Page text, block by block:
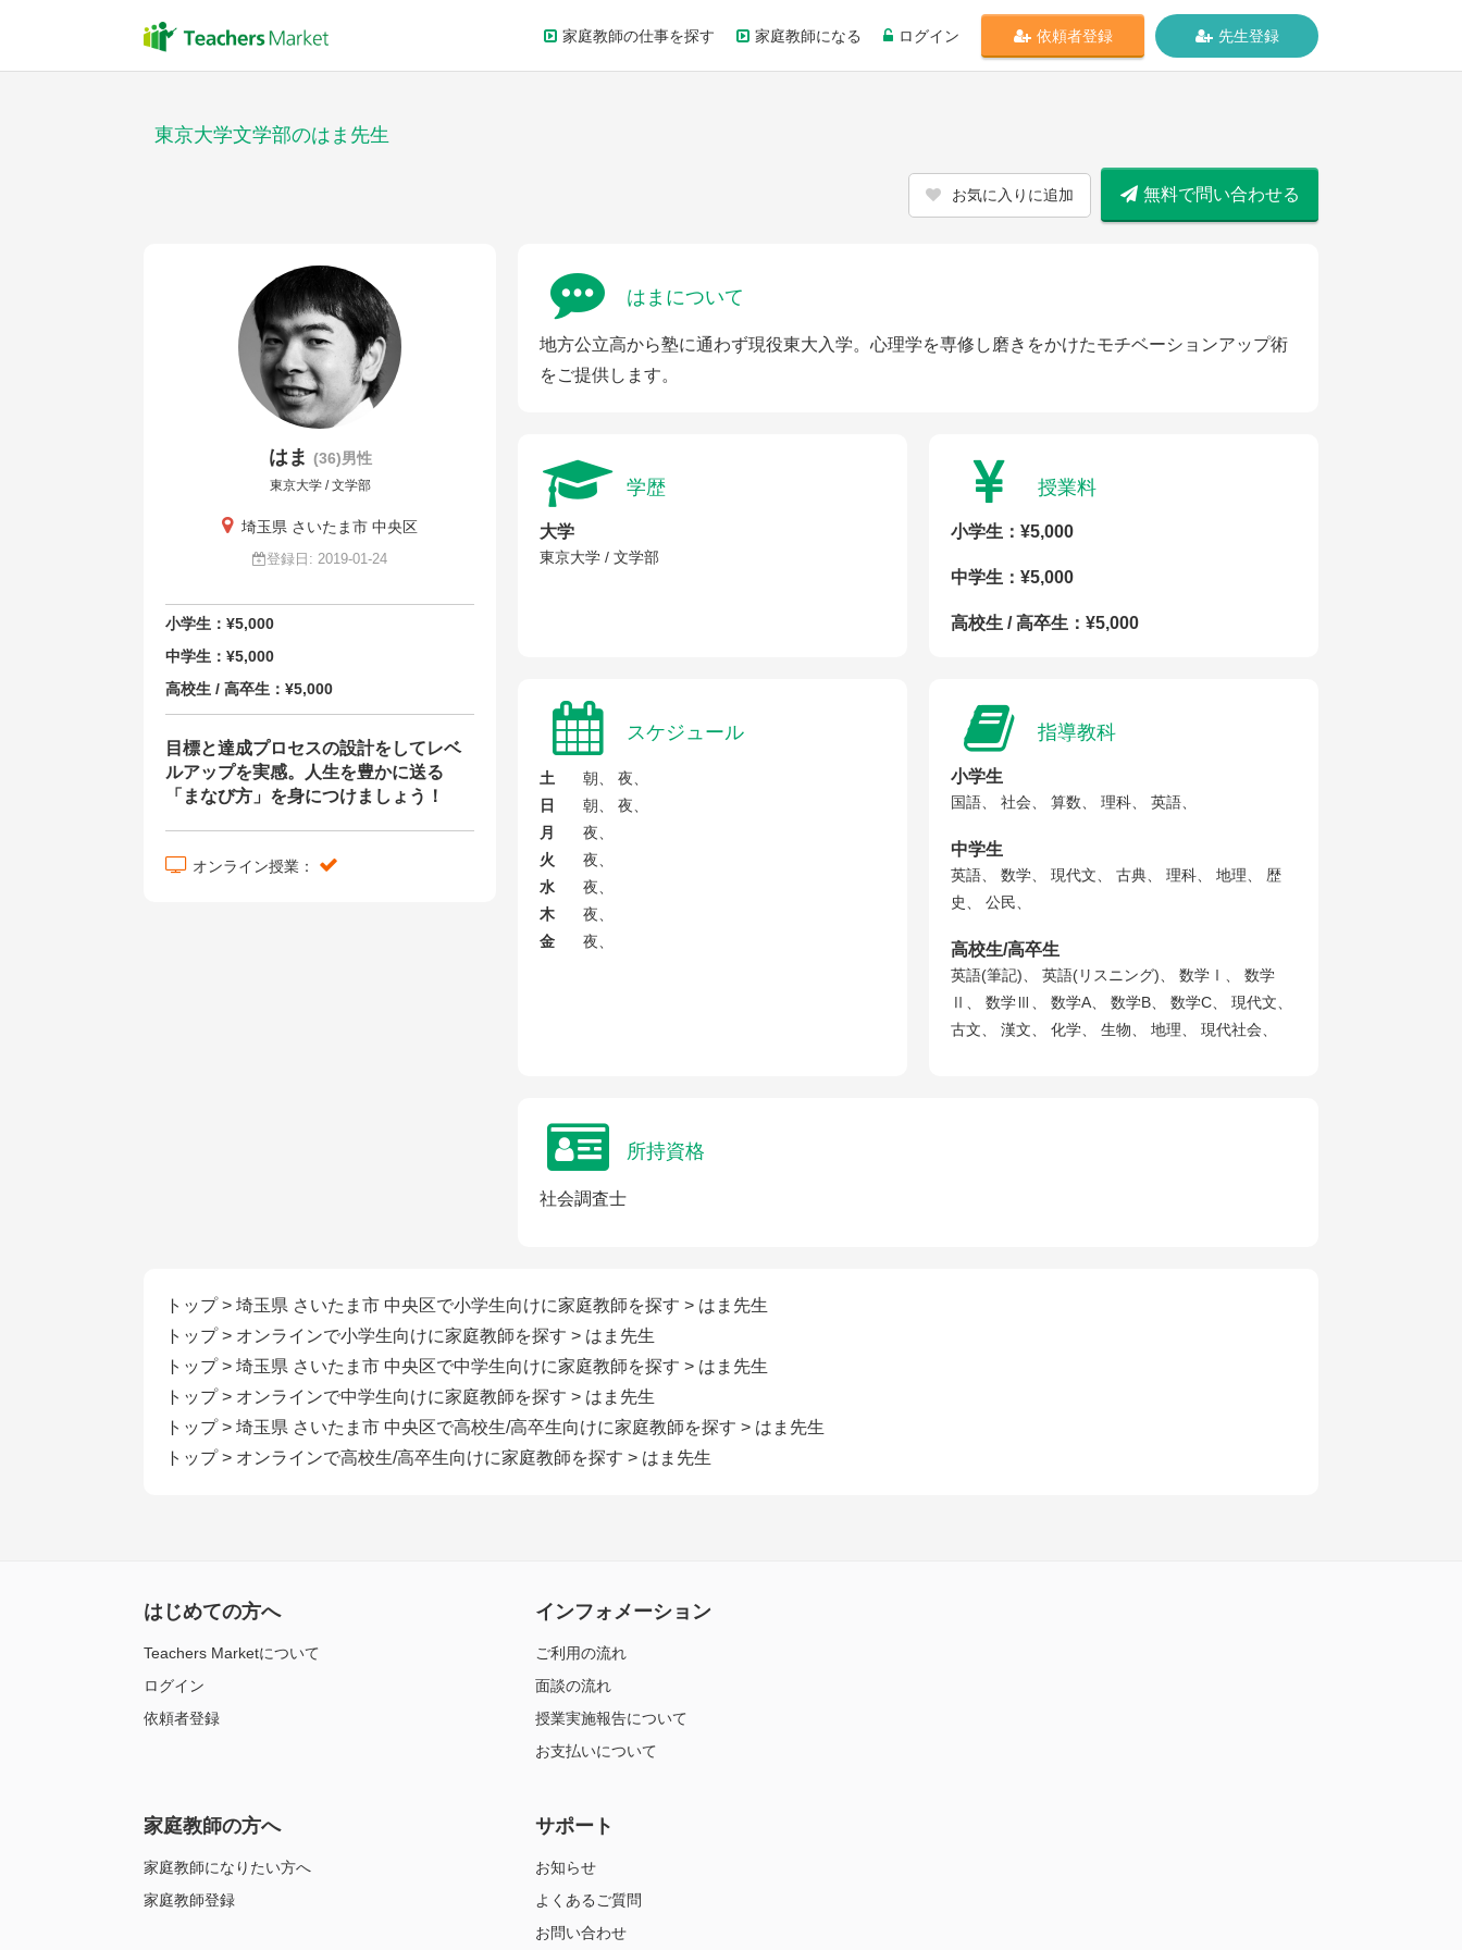
家庭教師の仕事を探す 家庭教師になる ログイン 依頼者登録 先生登録
東京大学文学部のはま先生
お気に入りに追加 無料で問い合わせる
はま (36)男性
東京大学 / 文学部
埼玉県 さいたま市 中央区
登録日: 2019-01-24
小学生：¥5,000
中学生：¥5,000
高校生 / 高卒生：¥5,000
目標と達成プロセスの設計をしてレベ
ルアップを実感。人生を豊かに送る
「まなび方」を身につけましょう！
オンライン授業：
はまについて
地方公立高から塾に通わず現役東大入学。心理学を専修し磨きをかけたモチベーションアップ術
をご提供します。
学歴
大学
東京大学 / 文学部
授業料
小学生：¥5,000
中学生：¥5,000
高校生 / 高卒生：¥5,000
スケジュール
土
朝、 夜、
日
朝、 夜、
月
夜、
火
夜、
水
夜、
木
夜、
金
夜、
指導教科
小学生
国語、 社会、 算数、 理科、 英語、
中学生
英語、 数学、 現代文、 古典、 理科、 地理、 歴
史、 公民、
高校生/高卒生
英語(筆記)、 英語(リスニング)、 数学Ⅰ、 数学
Ⅱ、 数学Ⅲ、 数学A、 数学B、 数学C、 現代文、
古文、 漢文、 化学、 生物、 地理、 現代社会、
所持資格
社会調査士
トップ> 埼玉県 さいたま市 中央区で小学生向けに家庭教師を探す > はま先生
トップ> オンラインで小学生向けに家庭教師を探す > はま先生
トップ> 埼玉県 さいたま市 中央区で中学生向けに家庭教師を探す > はま先生
トップ> オンラインで中学生向けに家庭教師を探す > はま先生
トップ> 埼玉県 さいたま市 中央区で高校生/高卒生向けに家庭教師を探す > はま先生
トップ> オンラインで高校生/高卒生向けに家庭教師を探す > はま先生
はじめての方へ
Teachers Marketについて
ログイン
依頼者登録
インフォメーション
ご利用の流れ
面談の流れ
授業実施報告について
お支払いについて
家庭教師の方へ
家庭教師になりたい方へ
家庭教師登録
サポート
お知らせ
よくあるご質問
お問い合わせ